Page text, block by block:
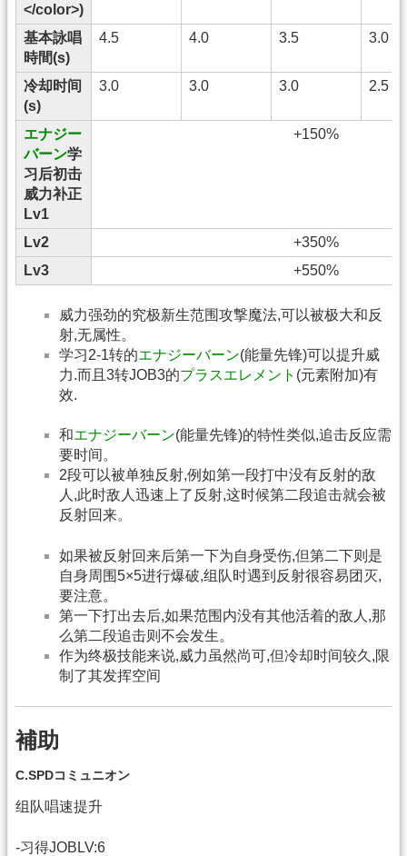
</color>)
基本詠唱
時間(s)
4.5 4.0 3.5 3.0
冷却时间
(s)
3.0 3.0 3.0 2.5
エナジー
バーン学
习后初击
威力补正
Lv1
+150%
Lv2
+350%
Lv3
+550%
威力强劲的究极新生范围攻撃魔法,可以被极大和反
射,无属性。
学习2-1转的エナジーバーン(能量先锋)可以提升威
力.而且3转JOB3的プラスエレメント (元素附加)有
效.
和エナジーバーン(能量先锋)的特性类似,追击反应需
要时间。
2段可以被单独反射,例如第一段打中没有反射的敌
人,此时敌人迅速上了反射,这时候第二段追击就会被
反射回来。
如果被反射回来后第一下为自身受伤,但第二下则是
自身周围5×5进行爆破,组队时遇到反射很容易团灭,
要注意。
第一下打出去后,如果范围内没有其他活着的敌人,那
么第二段追击则不会发生。
作为终极技能来说,威力虽然尚可,但冷却时间较久,限
制了其发挥空间
補助
C.SPDコミュニオン
组队唱速提升
-习得JOBLV:6